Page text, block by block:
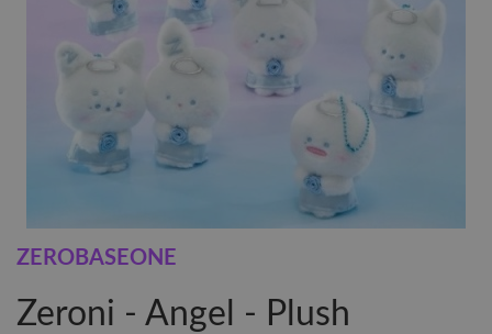
ZEROBASEONE
Zeroni - Angel - Plush